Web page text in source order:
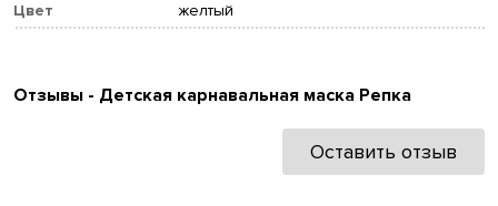
Цвет
желтый
Отзывы - Детская карнавальная маска Репка
Оставить отзыв